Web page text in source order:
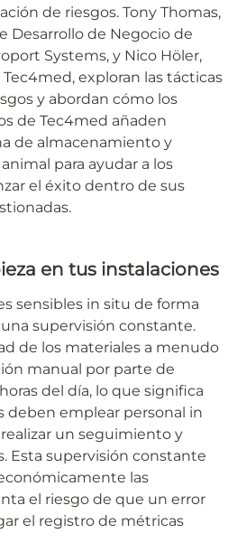
de riesgos. Tony Thomas,
Desarrollo de Negocio de
Systems, y Nico Höler,
exploran las tácticas
y abordan cómo los
de Tec4med añaden
de almacenamiento y
para ayudar a los
el éxito dentro de sus
en tus instalaciones
sensibles in situ de forma
supervisión constante.
de los materiales a menudo
manual por parte de
del día, lo que significa
deben emplear personal in
un seguimiento y
Esta supervisión constante
las
el riesgo de que un error
el registro de métricas